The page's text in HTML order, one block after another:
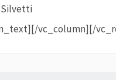
Silvetti
vc_column][/